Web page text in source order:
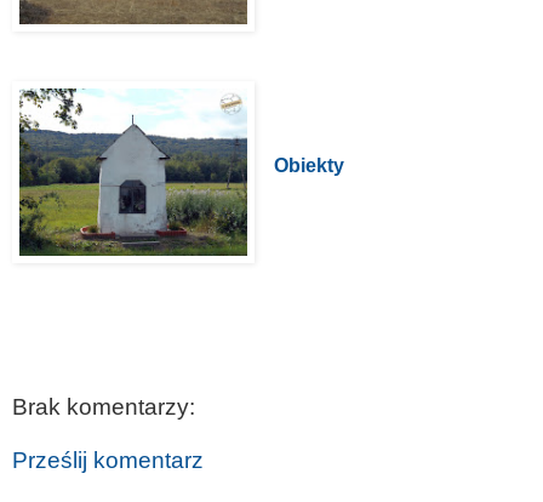
Obiekty
Brak komentarzy:
Prześlij komentarz